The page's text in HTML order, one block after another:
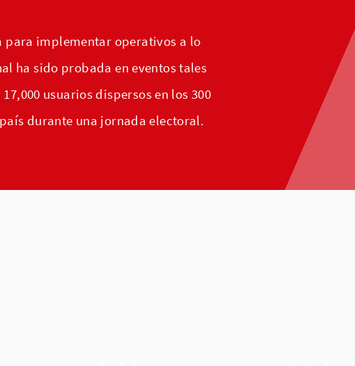
para implementar operativos a lo
ha sido probada en eventos tales
usuarios dispersos en los 300
durante una jornada electoral.